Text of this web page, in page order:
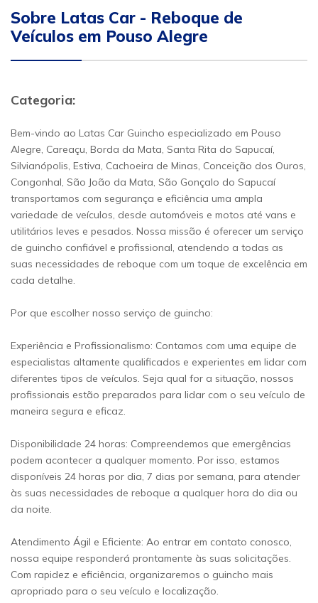
Sobre Latas Car - Reboque de
Veículos em Pouso Alegre
Categoria:
Bem-vindo ao Latas Car Guincho especializado em Pouso
Alegre, Careaçu, Borda da Mata, Santa Rita do Sapucaí,
Silvianópolis, Estiva, Cachoeira de Minas, Conceição dos Ouros,
Congonhal, São João da Mata, São Gonçalo do Sapucaí
transportamos com segurança e eficiência uma ampla
variedade de veículos, desde automóveis e motos até vans e
utilitários leves e pesados. Nossa missão é oferecer um serviço
de guincho confiável e profissional, atendendo a todas as
suas necessidades de reboque com um toque de excelência em
cada detalhe.
Por que escolher nosso serviço de guincho:
Experiência e Profissionalismo: Contamos com uma equipe de
especialistas altamente qualificados e experientes em lidar com
diferentes tipos de veículos. Seja qual for a situação, nossos
profissionais estão preparados para lidar com o seu veículo de
maneira segura e eficaz.
Disponibilidade 24 horas: Compreendemos que emergências
podem acontecer a qualquer momento. Por isso, estamos
disponíveis 24 horas por dia, 7 dias por semana, para atender
às suas necessidades de reboque a qualquer hora do dia ou
da noite.
Atendimento Ágil e Eficiente: Ao entrar em contato conosco,
nossa equipe responderá prontamente às suas solicitações.
Com rapidez e eficiência, organizaremos o guincho mais
apropriado para o seu veículo e localização.